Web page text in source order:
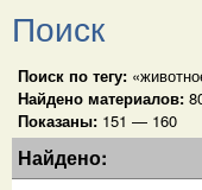
Поиск
Поиск по тегу:
Найдено материалов:
Показаны: 151 — 160
Найдено: